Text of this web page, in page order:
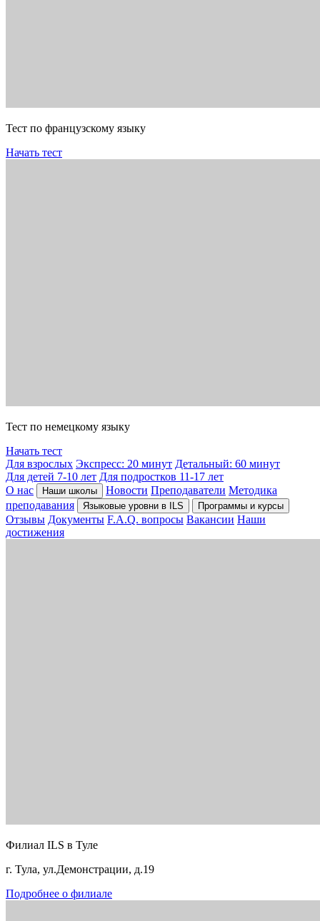
Тест по французскому языку
Начать тест
Тест по немецкому языку
Начать тест
Для взрослых Экспресс: 20 минут Детальный: 60 минут
Для детей 7-10 лет Для подростков 11-17 лет
О нас
Наши школы Новости Преподаватели Методика
преподавания
Языковые уровни в ILS Программы и курсы
Отзывы Документы F.A.Q. вопросы Вакансии Наши
достижения
Филиал ILS в Туле
г. Тула, ул.Демонстрации, д.19
Подробнее о филиале